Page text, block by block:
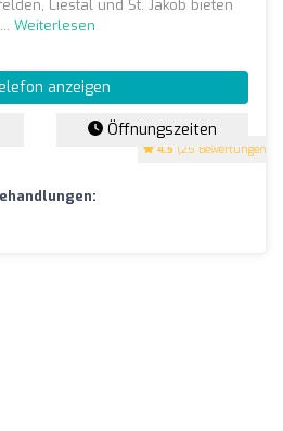
4.5 (25 Bewertungen)
Liestal und St. Jakob bieten
Weiterlesen
anzeigen
Öffnungszeiten